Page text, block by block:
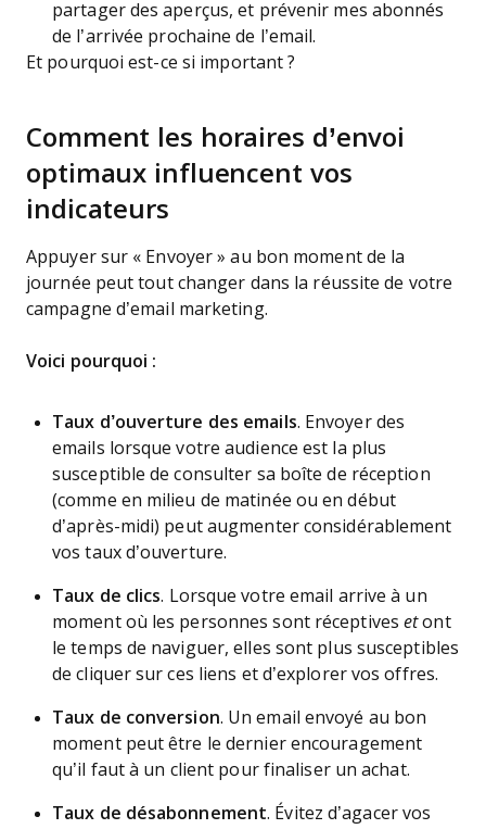
partager des aperçus, et prévenir mes abonnés
de l’arrivée prochaine de l’email.
Et pourquoi est-ce si important ?
Comment les horaires d’envoi
optimaux influencent vos
indicateurs
Appuyer sur « Envoyer » au bon moment de la
journée peut tout changer dans la réussite de votre
campagne d’email marketing.
Voici pourquoi :
Taux d’ouverture des emails. Envoyer des
emails lorsque votre audience est la plus
susceptible de consulter sa boîte de réception
(comme en milieu de matinée ou en début
d’après-midi) peut augmenter considérablement
vos taux d’ouverture.
Taux de clics. Lorsque votre email arrive à un
moment où les personnes sont réceptives etont
le temps de naviguer, elles sont plus susceptibles
de cliquer sur ces liens et d’explorer vos offres.
Taux de conversion. Un email envoyé au bon
moment peut être le dernier encouragement
qu’il faut à un client pour finaliser un achat.
Taux de désabonnement. Évitez d’agacer vos